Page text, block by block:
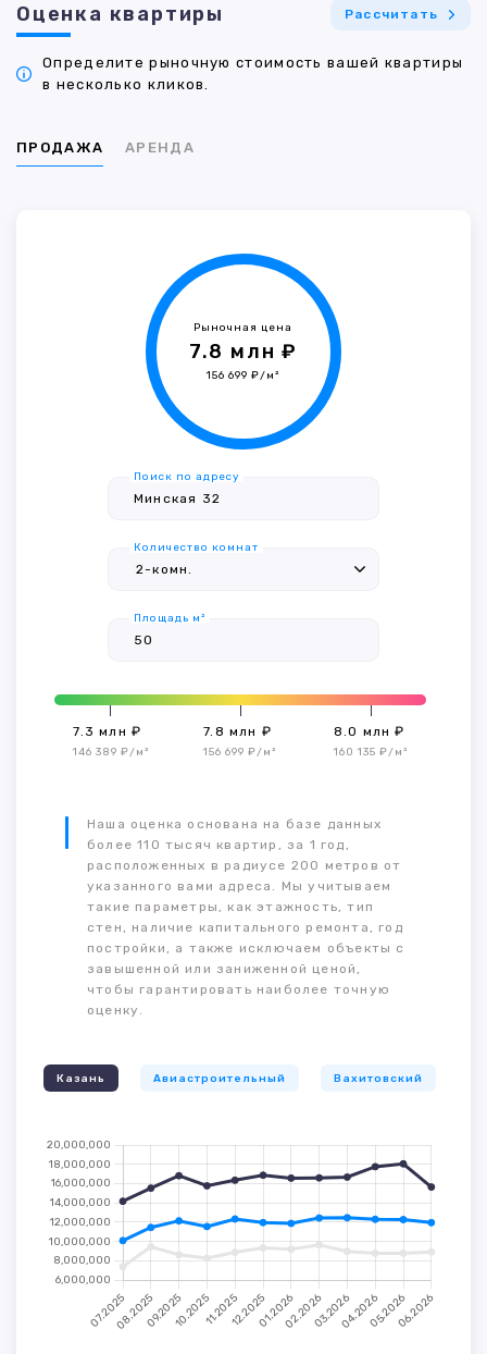
Оценка квартиры Рассчитать
Определите рыночную стоимость вашей квартиры
в несколько кликов.
ПРОДАЖА АРЕНДА
Рыночная цена
7.8 млн ₽
156 699 ₽/м²
Поиск по адресу
Количество комнат
Площадь м²
7.3 млн ₽
146 389 ₽/м²
7.8 млн ₽
156 699 ₽/м²
8.0 млн ₽
160 135 ₽/м²
Наша оценка основана на базе данных
более 110 тысяч квартир, за 1 год,
расположенных в радиусе 200 метров от
указанного вами адреса. Мы учитываем
такие параметры, как этажность, тип
стен, наличие капитального ремонта, год
постройки, а также исключаем объекты с
завышенной или заниженной ценой,
чтобы гарантировать наиболее точную
оценку.
Казань Авиастроительный Вахитовский